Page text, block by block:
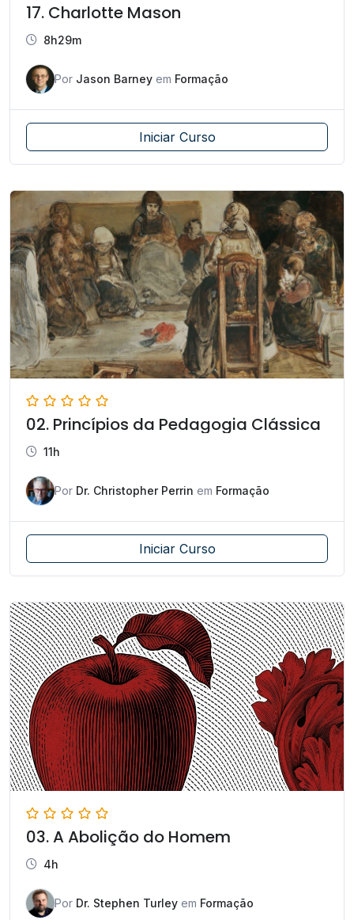
17. Charlotte Mason
8h29m
Por Jason Barney em Formação
Iniciar Curso
02. Princípios da Pedagogia Clássica
11h
Por Dr. Christopher Perrin em Formação
Iniciar Curso
03. A Abolição do Homem
4h
Por Dr. Stephen Turley em Formação